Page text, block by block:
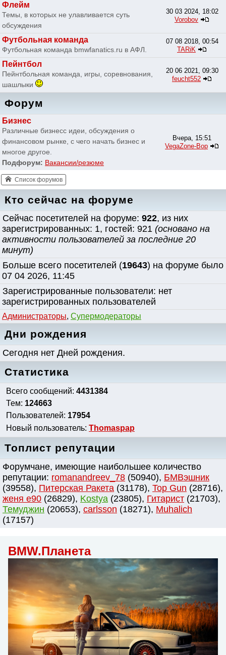
Кто сейчас на форуме
Сейчас посетителей на форуме: 922, из них
зарегистрированных: 1, гостей: 921 (основано на
активности пользователей за последние 20
минут)
Больше всего посетителей (19643) на форуме было
07 04 2026, 11:45
Зарегистрированные пользователи: нет
зарегистрированных пользователей
Администраторы, Супермодераторы
Дни рождения
Сегодня нет Дней рождения.
Статистика
Всего сообщений: 4431384
Тем: 124663
Пользователей: 17954
Новый пользователь: Thomaspap
Топлист репутации
Форумчане, имеющие наибольшее количество
репутации: romanandreev_78 (50940), БМВэшник
(39558), Питерская Ракета (31178), Top Gun (28716),
женя e90 (26829), Kostya (23805), Гитарист (21703),
Темуджин (20653), сarlsson (18271), Muhalich
(17157)
BMW.Планета
Флейм
Темы, в которых не улавливается суть
обсуждения
30 03 2024, 18:02
Vorobov
Футбольная команда
Футбольная команда bmwfanatics.ru в АФЛ.
07 08 2018, 00:54
TARiK
Пейнтбол
Пейнтбольная команда, игры, соревнования,
шашлыки
20 06 2021, 09:30
feucht552
Форум
Бизнес
Различные бизнесс идеи, обсуждения о
финансовом рынке, с чего начать бизнес и
многое другое.
Подфорум: Вакансии/резюме
Вчера, 15:51
VegaZone-Bop
Список форумов